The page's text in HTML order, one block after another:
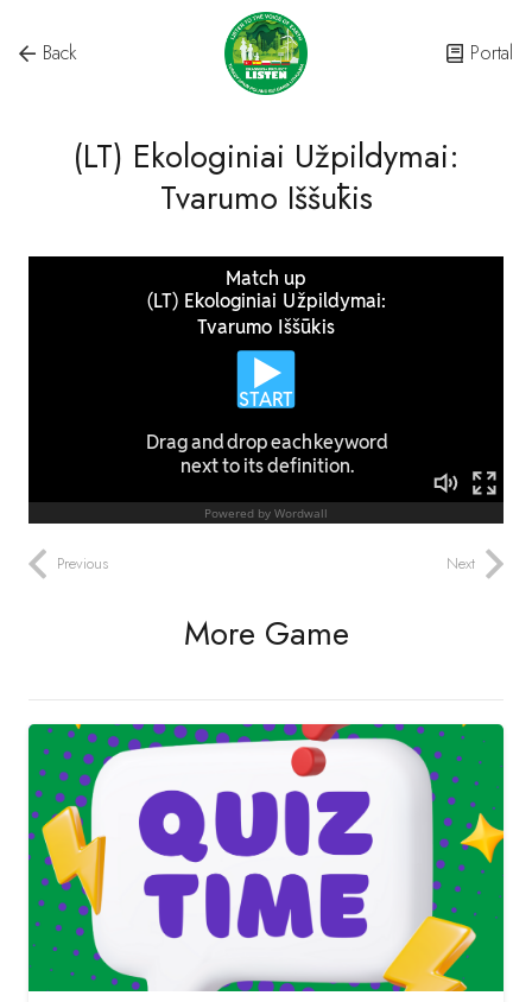
Back Portal
(LT) Ekologiniai Užpildymai:
Tvarumo Iššūkis
Previous Next
More Game